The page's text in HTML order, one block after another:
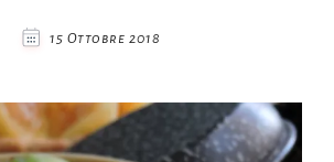
15 Ottobre 2018